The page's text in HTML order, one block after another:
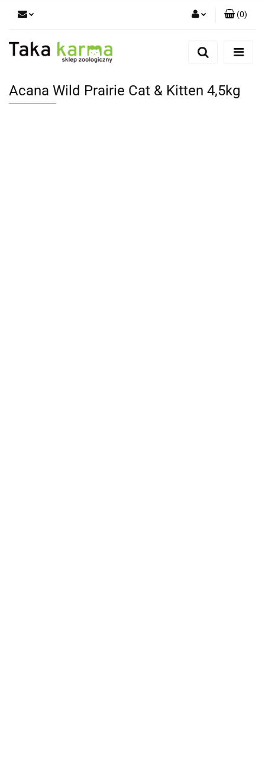
Zaloguj się
Zgody cookies
(0)
Acana Wild Prairie Cat & Kitten 4,5kg